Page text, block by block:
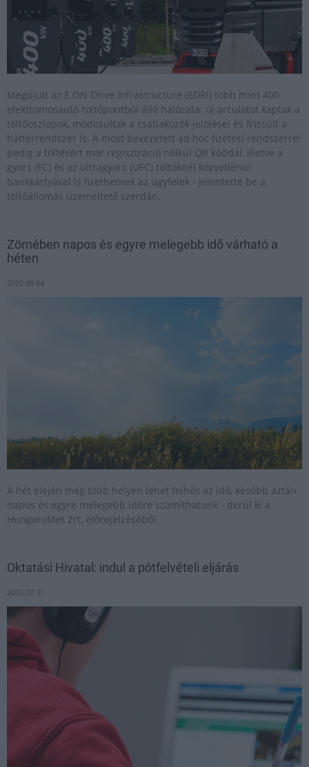
Megújult az E.ON Drive Infrastructure (EDRI) több mint 400
elektromosautó-töltőpontból álló hálózata: új arculatot kaptak a
töltőoszlopok, módosultak a csatlakozók jelölései és frissült a
háttérrendszer is. A most bevezetett ad hoc fizetési rendszerrel
pedig a töltésért már regisztráció nélkül QR kóddal, illetve a
gyors (FC) és az ultragyors (UFC) töltőknél közvetlenül
bankkártyával is fizethetnek az ügyfelek - jelentette be a
töltőállomás üzemeltető szerdán.
Zömében napos és egyre melegebb idő várható a
héten
2025.08.04
A hét elején még több helyen lehet felhős az idő, később aztán
napos és egyre melegebb időre számíthatunk - derül ki a
HungaroMet Zrt. előrejelzéséből.
Oktatási Hivatal: indul a pótfelvételi eljárás
2025.07.31